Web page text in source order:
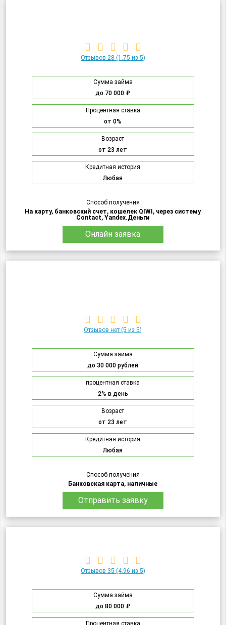
Отзывов 28 (1.75 из 5)
Сумма займа
до 70 000 ₽
Процентная ставка
от 0%
Возраст
от 23 лет
Кредитная история
Любая
Способ получения
На карту, банковский счет, кошелек QIWI, через систему
Contact, Yandex.Деньги
Онлайн заявка
Отзывов нет (5 из 5)
Сумма займа
до 30 000 рублей
процентная ставка
2% в день
Возраст
от 23 лет
Кредитная история
Любая
Способ получения
Банковская карта, наличные
Отправить заявку
Отзывов 35 (4.96 из 5)
Сумма займа
до 80 000 ₽
Процентная ставка